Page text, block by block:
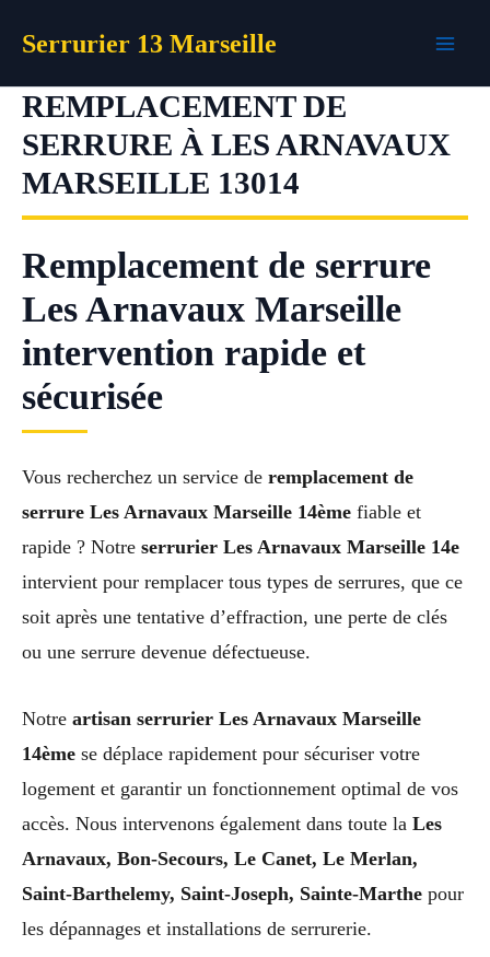
Serrurier 13 Marseille
REMPLACEMENT DE
SERRURE À LES ARNAVAUX
MARSEILLE 13014
Remplacement de serrure
Les Arnavaux Marseille
intervention rapide et
sécurisée
Vous recherchez un service de remplacement de
serrure Les Arnavaux Marseille 14ème fiable et
rapide ? Notre serrurier Les Arnavaux Marseille 14e
intervient pour remplacer tous types de serrures, que ce
soit après une tentative d’effraction, une perte de clés
ou une serrure devenue défectueuse.
Notre artisan serrurier Les Arnavaux Marseille
14ème se déplace rapidement pour sécuriser votre
logement et garantir un fonctionnement optimal de vos
accès. Nous intervenons également dans toute la Les
Arnavaux, Bon-Secours, Le Canet, Le Merlan,
Saint-Barthelemy, Saint-Joseph, Sainte-Marthe pour
les dépannages et installations de serrurerie.